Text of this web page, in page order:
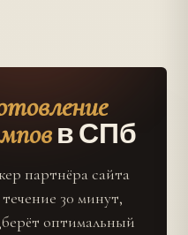
в СПб
партнёра сайта
30 минут,
оптимальный